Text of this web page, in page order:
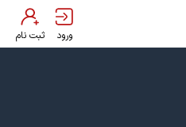
ورود ثبت نام